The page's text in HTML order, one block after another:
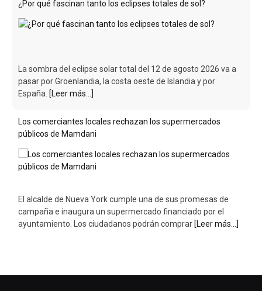
La sombra del eclipse solar total del 12 de agosto 2026 va a
pasar por Groenlandia, la costa oeste de Islandia y por
Los comerciantes locales rechazan los supermercados
públicos de Mamdani
El alcalde de Nueva York cumple una de sus promesas de
campaña e inaugura un supermercado financiado por el
ayuntamiento. Los ciudadanos podrán comprar